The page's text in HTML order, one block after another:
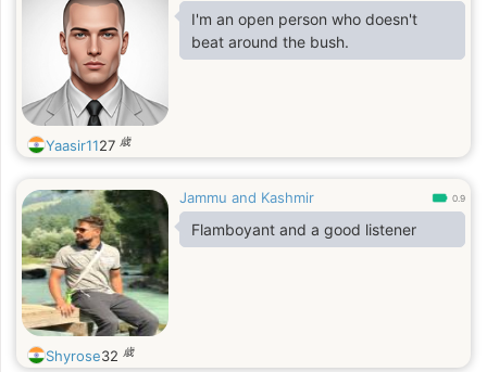
I'm an open person who doesn't
beat around the bush.
Yaasir1127 歳
Jammu and Kashmir 0.9
Flamboyant and a good listener
Shyrose32 歳